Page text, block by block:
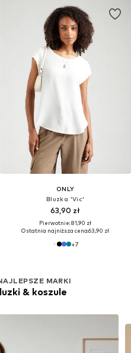
ONLY
Bluzka 'Vic'
63,90 zł
Pierwotnie: 81,90 zł
Ostatnia najniższa cena:63,90 zł
+7
MARKI
& koszule